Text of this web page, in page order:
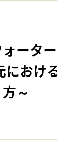
ォータ
におけ
～